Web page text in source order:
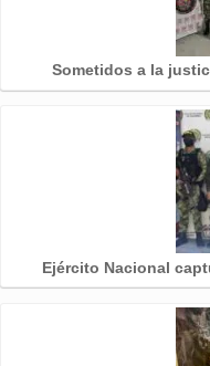
Sometidos a la
Ejército Nacional